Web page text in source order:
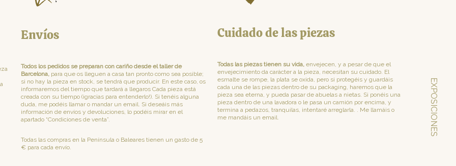
EXPOSICIONES
Envíos
Todos los pedidos se preparan con cariño desde el taller de
Barcelona,para que os lleguen a casa tan pronto como sea posible;
si no hay la pieza en stock, se tendrá que producir. En este caso, os
informaremos del tiempo que tardará a llegaros Cada pieza está
creada con su tiempo (¡gracias para entenderlo!). Si tenéis alguna
duda, me podéis llamar o mandar un email. Si deseáis más
información de envíos y devoluciones, lo podéis mirar en el
apartado “Condiciones de venta”.
Todas las compras en la Península o Baleares tienen un gasto de 5
€ para cada envío.
Cuidado de las piezas
Todas las piezas tienen su vida,envejecen, y a pesar de que el
envejecimiento da carácter a la pieza, necesitan su cuidado. El
esmalte se rompe, la plata se oxida, pero si protegéis y guardáis
cada una de las piezas dentro de su packaging, haremos que la
pieza sea eterna, y pueda pasar de abuelas a nietas. Si ponéis una
pieza dentro de una lavadora o le pasa un camión por encima, y
termina a pedazos, tranquilas, intentaré arreglarla. . Me llamáis o
me mandáis un email.